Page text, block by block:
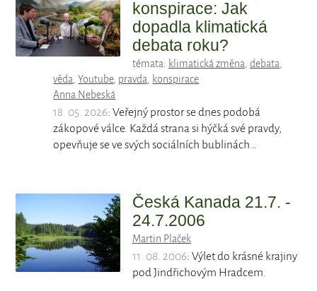
konspirace: Jak
dopadla klimatická
debata roku?
témata: klimatická změna, debata,
věda,Youtube, pravda, konspirace
Anna Nebeská
18. 05. 2026: Veřejný prostor se dnes podobá
zákopové válce. Každá strana si hýčká své pravdy,
opevňuje se ve svých sociálních bublinách…
Česká Kanada 21.7. -
24.7.2006
Martin Plaček
11. 08. 2006: Výlet do krásné krajiny
pod Jindřichovým Hradcem.